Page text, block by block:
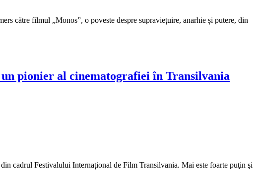
către filmul „Monos”, o poveste despre supraviețuire, anarhie și putere, din
pionier al cinematografiei în Transilvania
cadrul Festivalului Internațional de Film Transilvania. Mai este foarte puţin şi